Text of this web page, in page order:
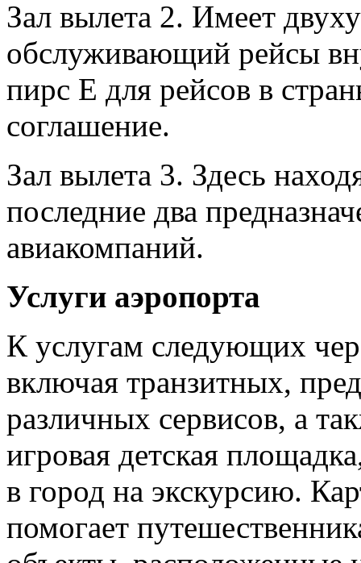
Зал вылета 2. Имеет
обслуживающий рейсы
пирс E для рейсов в
соглашение.
Зал вылета 3. Здесь
последние два
авиакомпаний.
Услуги аэропорта
К услугам следующих
включая транзитных,
различных сервисов, а
игровая детская
в город на экскурсию.
помогает